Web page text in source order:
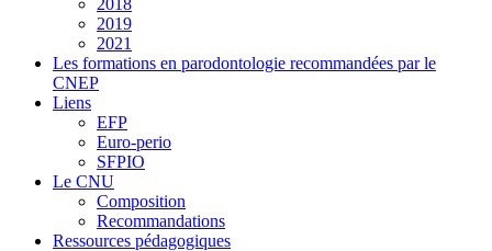
2018
2019
2021
Les formations en parodontologie recommandées par le
CNEP
Liens
EFP
Euro-perio
SFPIO
Le CNU
Composition
Recommandations
Ressources pédagogiques